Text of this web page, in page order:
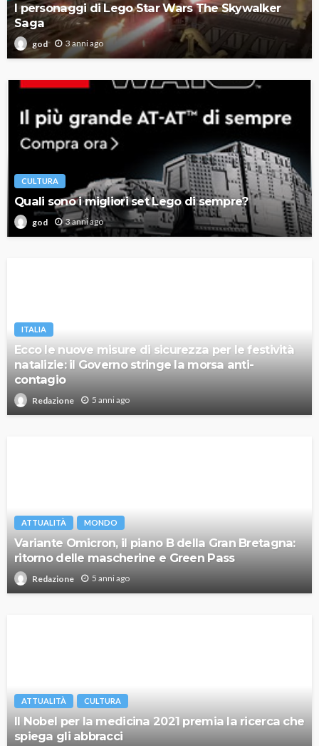
I personaggi di Lego Star Wars The Skywalker
Saga
god 3 anni ago
CULTURA
Quali sono i migliori set Lego di sempre?
god 3 anni ago
ITALIA
Ecco le nuove misure di sicurezza per le festività
natalizie: il Governo stringe la morsa anti-
contagio
Redazione 5 anni ago
ATTUALITÀ MONDO
Variante Omicron, il piano B della Gran Bretagna:
ritorno delle mascherine e Green Pass
Redazione 5 anni ago
ATTUALITÀ CULTURA
Il Nobel per la medicina 2021 premia la ricerca che
spiega gli abbracci